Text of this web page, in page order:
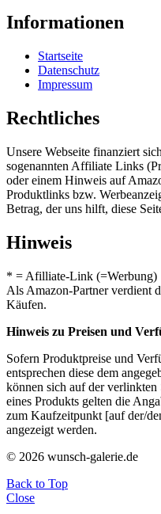
Informationen
Startseite
Datenschutz
Impressum
Rechtliches
Unsere Webseite finanziert
sogenannten Affiliate Links
oder einem Hinweis auf
Produktlinks bzw.
Betrag, der uns hilft, diese
Hinweis
* = Afilliate-Link (=Werbung)
Als Amazon-Partner verdient
Käufen.
Hinweis zu Preisen und
Sofern Produktpreise und
entsprechen diese dem
können sich auf der
eines Produkts gelten die
zum Kaufzeitpunkt [auf der/
angezeigt werden.
© 2026 wunsch-galerie.de
Back to Top
Close